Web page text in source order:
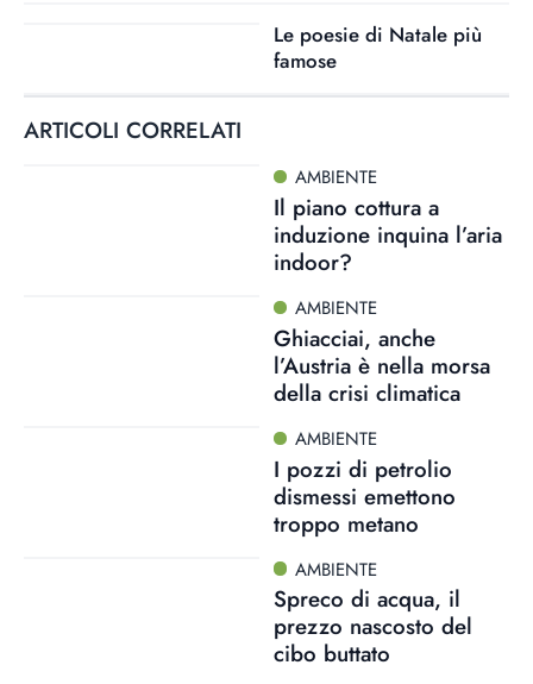
Le poesie di Natale più
famose
ARTICOLI CORRELATI
AMBIENTE
Il piano cottura a
induzione inquina l’aria
indoor?
AMBIENTE
Ghiacciai, anche
l’Austria è nella morsa
della crisi climatica
AMBIENTE
I pozzi di petrolio
dismessi emettono
troppo metano
AMBIENTE
Spreco di acqua, il
prezzo nascosto del
cibo buttato